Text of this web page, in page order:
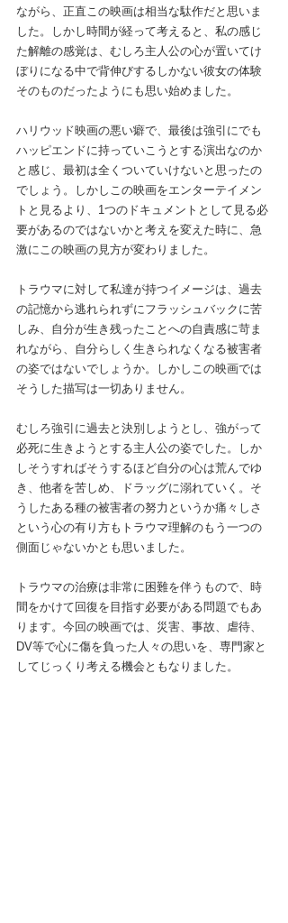
ながら、正直この映画は相当な駄作だと思いま
した。しかし時間が経って考えると、私の感じ
た解離の感覚は、むしろ主人公の心が置いてけ
ぼりになる中で背伸びするしかない彼女の体験
そのものだったようにも思い始めました。
ハリウッド映画の悪い癖で、最後は強引にでも
ハッピエンドに持っていこうとする演出なのか
と感じ、最初は全くついていけないと思ったの
でしょう。しかしこの映画をエンターテイメン
トと見るより、1つのドキュメントとして見る必
要があるのではないかと考えを変えた時に、急
激にこの映画の見方が変わりました。
トラウマに対して私達が持つイメージは、過去
の記憶から逃れられずにフラッシュバックに苦
しみ、自分が生き残ったことへの自責感に苛ま
れながら、自分らしく生きられなくなる被害者
の姿ではないでしょうか。しかしこの映画では
そうした描写は一切ありません。
むしろ強引に過去と決別しようとし、強がって
必死に生きようとする主人公の姿でした。しか
しそうすればそうするほど自分の心は荒んでゆ
き、他者を苦しめ、ドラッグに溺れていく。そ
うしたある種の被害者の努力というか痛々しさ
という心の有り方もトラウマ理解のもう一つの
側面じゃないかとも思いました。
トラウマの治療は非常に困難を伴うもので、時
間をかけて回復を目指す必要がある問題でもあ
ります。今回の映画では、災害、事故、虐待、
DV等で心に傷を負った人々の思いを、専門家と
してじっくり考える機会ともなりました。